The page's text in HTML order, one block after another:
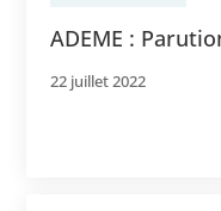
ADEME :
22 juillet 2022